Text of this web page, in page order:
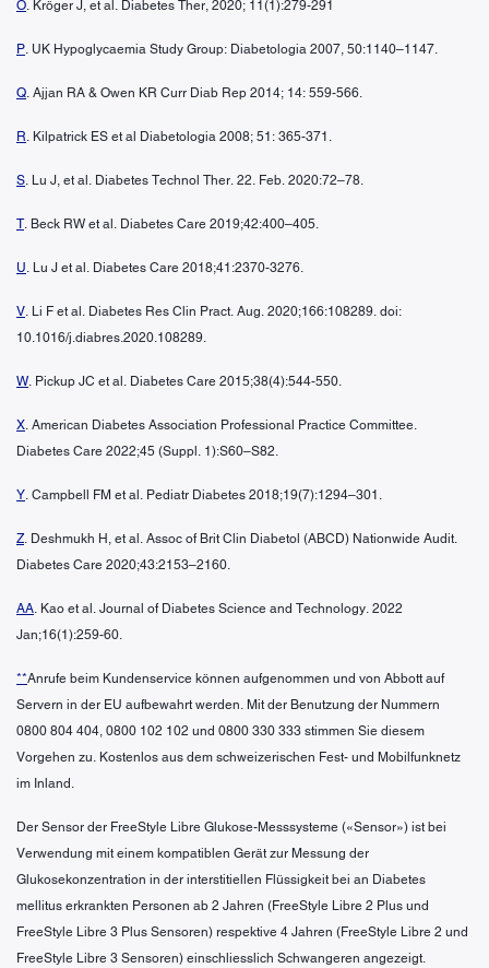
O. Kröger J, et al. Diabetes Ther, 2020; 11(1):279-291
P. UK Hypoglycaemia Study Group: Diabetologia 2007, 50:1140–1147.
Q. Ajjan RA & Owen KR Curr Diab Rep 2014; 14: 559-566.
R. Kilpatrick ES et al Diabetologia 2008; 51: 365-371.
S. Lu J, et al. Diabetes Technol Ther. 22. Feb. 2020:72–78.
T. Beck RW et al. Diabetes Care 2019;42:400–405.
U. Lu J et al. Diabetes Care 2018;41:2370-3276.
V. Li F et al. Diabetes Res Clin Pract. Aug. 2020;166:108289. doi:
10.1016/j.diabres.2020.108289.
W. Pickup JC et al. Diabetes Care 2015;38(4):544-550.
X. American Diabetes Association Professional Practice Committee.
Diabetes Care 2022;45 (Suppl. 1):S60–S82.
Y. Campbell FM et al. Pediatr Diabetes 2018;19(7):1294–301.
Z. Deshmukh H, et al. Assoc of Brit Clin Diabetol (ABCD) Nationwide Audit.
Diabetes Care 2020;43:2153–2160.
AA. Kao et al. Journal of Diabetes Science and Technology. 2022
Jan;16(1):259-60.
**Anrufe beim Kundenservice können aufgenommen und von Abbott auf
Servern in der EU aufbewahrt werden. Mit der Benutzung der Nummern
0800 804 404, 0800 102 102 und 0800 330 333 stimmen Sie diesem
Vorgehen zu. Kostenlos aus dem schweizerischen Fest- und Mobilfunknetz
im Inland.
Der Sensor der FreeStyle Libre Glukose-Messsysteme («Sensor») ist bei
Verwendung mit einem kompatiblen Gerät zur Messung der
Glukosekonzentration in der interstitiellen Flüssigkeit bei an Diabetes
mellitus erkrankten Personen ab 2 Jahren (FreeStyle Libre 2 Plus und
FreeStyle Libre 3 Plus Sensoren) respektive 4 Jahren (FreeStyle Libre 2 und
FreeStyle Libre 3 Sensoren) einschliesslich Schwangeren angezeigt.